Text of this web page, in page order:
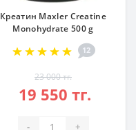
Креатин Maxler Creatine
Monohydrate 500 g
12
23 000 тг.
19 550 тг.
- +